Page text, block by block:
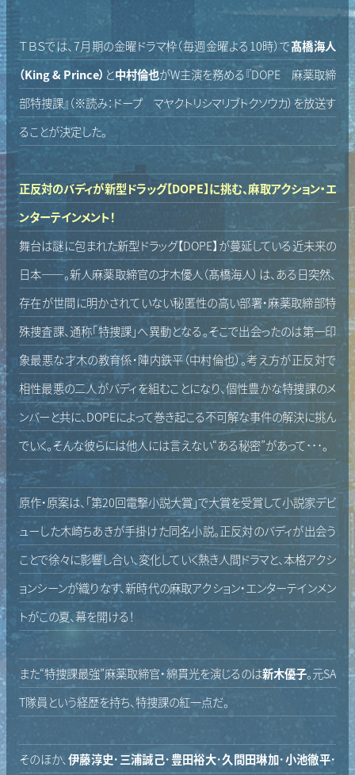
ＴＢＳでは、7月期の金曜ドラマ枠（毎週金曜よる10時）で髙橋海人
（King & Prince） と中村倫也がW主演を務める『DOPE 麻薬取締
部特捜課』（※読み：ドープ マヤクトリシマリブトクソウカ）を放送す
ることが決定した。
正反対のバディが新型ドラッグ【DOPE】に挑む、麻取アクション・エ
ンターテインメント！
舞台は謎に包まれた新型ドラッグ【DOPE】が蔓延している近未来の
日本――。新人麻薬取締官の才木優人（髙橋海人）は、ある日突然、
存在が世間に明かされていない秘匿性の高い部署・麻薬取締部特
殊捜査課、通称「特捜課」へ異動となる。そこで出会ったのは第一印
象最悪な才木の教育係・陣内鉄平（中村倫也）。考え方が正反対で
相性最悪の二人がバディを組むことになり、個性豊かな特捜課のメ
ンバーと共に、DOPEによって巻き起こる不可解な事件の解決に挑ん
でいく。そんな彼らには他人には言えない“ある秘密”があって･･･。
原作・原案は、「第20回電撃小説大賞」で大賞を受賞して小説家デビ
ューした木崎ちあきが手掛けた同名小説。正反対のバディが出会う
ことで徐々に影響し合い、変化していく熱き人間ドラマと、本格アクシ
ョンシーンが織りなす、新時代の麻取アクション・エンターテインメン
トがこの夏、幕を開ける！
また“特捜課最強”麻薬取締官・綿貫光を演じるのは新木優子。元SA
T隊員という経歴を持ち、特捜課の紅一点だ。
そのほか、伊藤淳史・三浦誠己・豊田裕大・久間田琳加・小池徹平・